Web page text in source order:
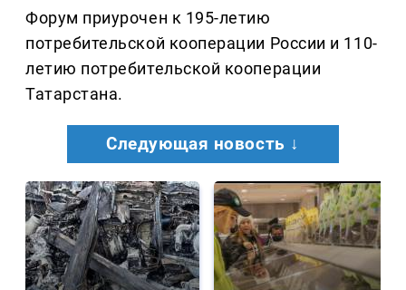
Форум приурочен к 195-летию
потребительской кооперации России и 110-
летию потребительской кооперации
Татарстана.
Следующая новость ↓